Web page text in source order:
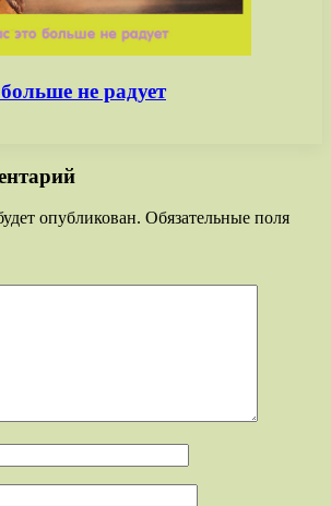
не радует
опубликован. Обязательные поля